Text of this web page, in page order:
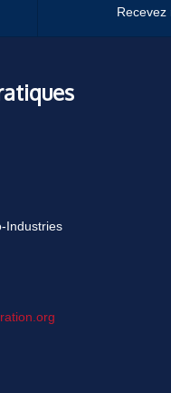
Recevez
Industries